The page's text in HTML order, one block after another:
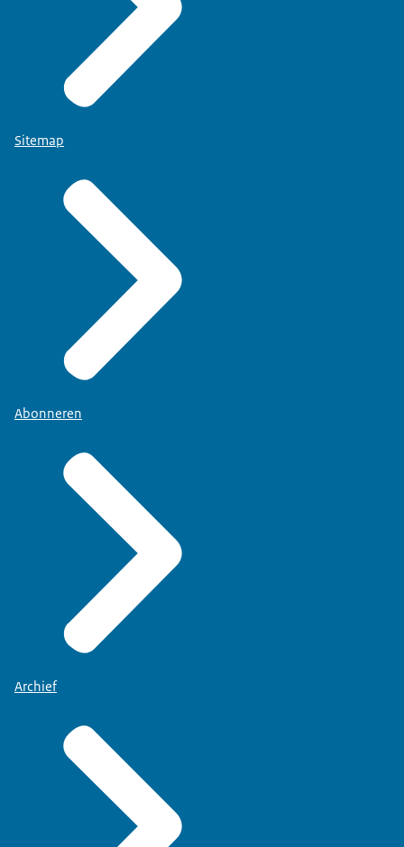
Sitemap
Abonneren
Archief